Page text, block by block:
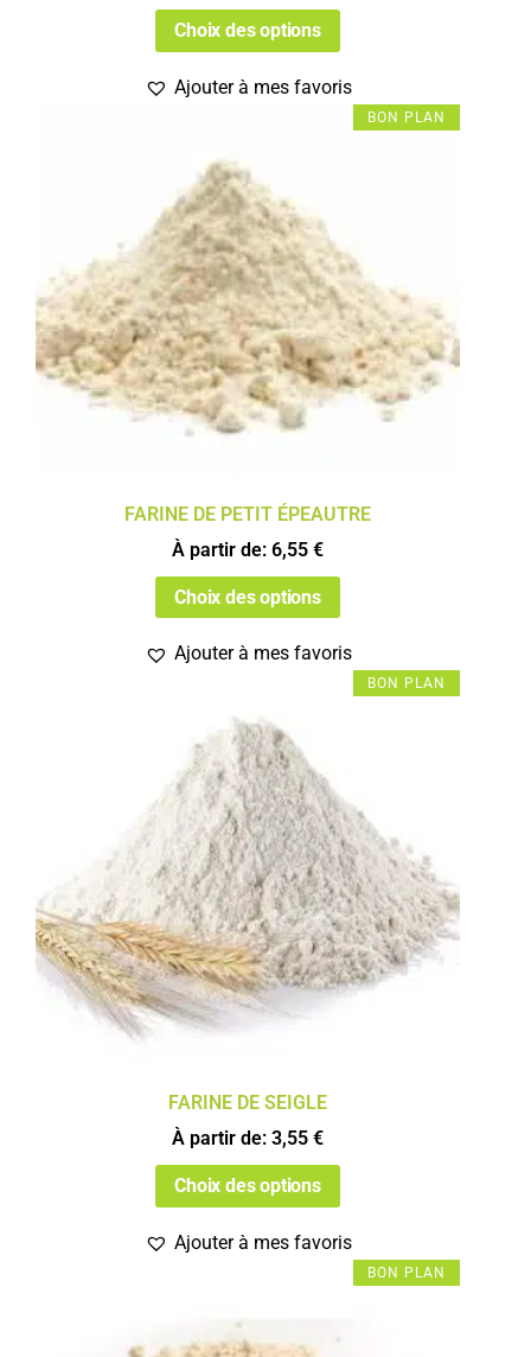
Choix des options
Ajouter à mes favoris
BON PLAN
FARINE DE PETIT ÉPEAUTRE
À partir de: 6,55 €
Choix des options
Ajouter à mes favoris
BON PLAN
FARINE DE SEIGLE
À partir de: 3,55 €
Choix des options
Ajouter à mes favoris
BON PLAN